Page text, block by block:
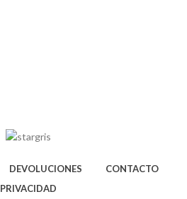
DEVOLUCIONES
CONTACTO
PRIVACIDAD